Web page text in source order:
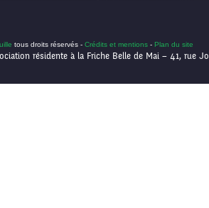
tous droits réservés - Crédits et mentions - Plan du site
résidente à la Friche Belle de Mai – 41, rue